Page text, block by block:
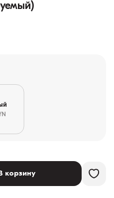
В корзину